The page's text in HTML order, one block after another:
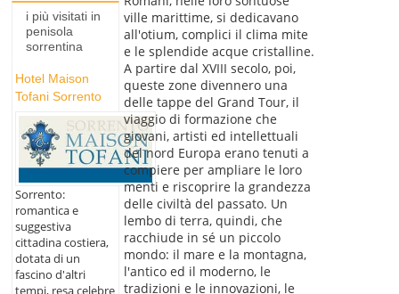
i più visitati in
penisola
sorrentina
Hotel Maison
Tofani Sorrento
Sorrento:
romantica e
suggestiva
cittadina costiera,
dotata di un
fascino d'altri
tempi, resa celebre
ville marittime, si dedicavano
all'otium, complici il clima mite
e le splendide acque cristalline.
A partire dal XVIII secolo, poi,
queste zone divennero una
delle tappe del Grand Tour, il
viaggio di formazione che
giovani, artisti ed intellettuali
del nord Europa erano tenuti a
compiere per ampliare le loro
menti e riscoprire la grandezza
delle civiltà del passato. Un
lembo di terra, quindi, che
racchiude in sé un piccolo
mondo: il mare e la montagna,
l'antico ed il moderno, le
tradizioni e le innovazioni, le